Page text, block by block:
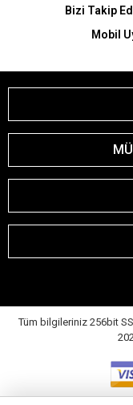
Bizi Takip
Mobil
Tüm bilgileriniz 256bit